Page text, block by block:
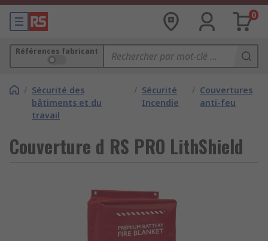
0
Références fabricant
/ Sécurité des
bâtiments et du
travail
/ Sécurité
Incendie
/ Couvertures
anti-feu
Couverture d RS PRO LithShield